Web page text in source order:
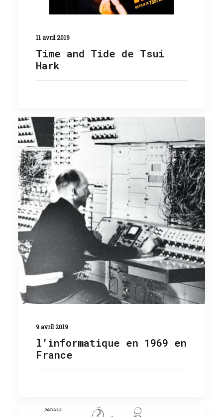
11 avril 2019
Time and Tide de Tsui
Hark
9 avril 2019
l’informatique en 1969 en
France